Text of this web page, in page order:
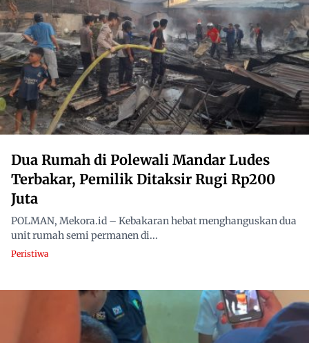
Dua Rumah di Polewali Mandar Ludes
Terbakar, Pemilik Ditaksir Rugi Rp200
Juta
POLMAN, Mekora.id – Kebakaran hebat menghanguskan dua
unit rumah semi permanen di...
Peristiwa